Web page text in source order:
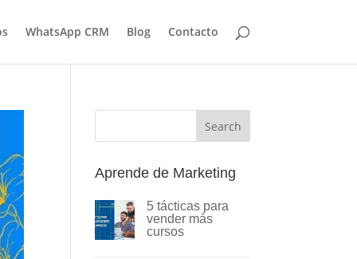
WhatsApp CRM Blog Contacto
Search
Aprende de Marketing
5 tácticas para
vender más
cursos